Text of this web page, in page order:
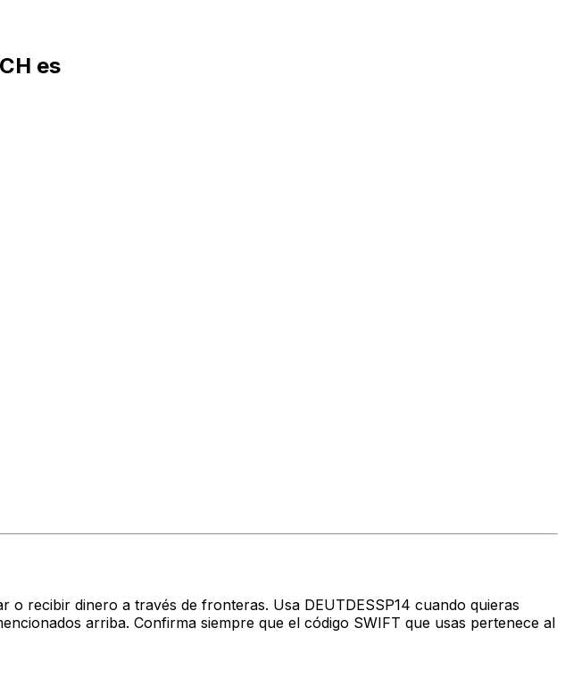
es
recibir dinero a través de fronteras. Usa DEUTDESSP14 cuando quieras
arriba. Confirma siempre que el código SWIFT que usas pertenece al